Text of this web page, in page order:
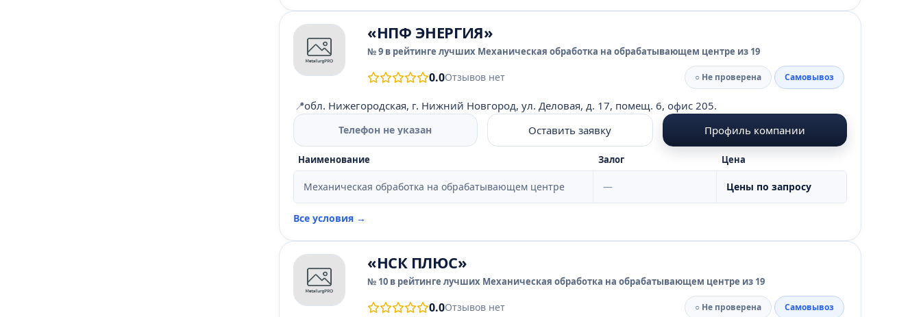
«НПФ ЭНЕРГИЯ»
№ 9 в рейтинге лучших Механическая обработка на обрабатывающем центре из 19
0.0Отзывов нет ○ Не проверена Самовывоз
📍обл. Нижегородская, г. Нижний Новгород, ул. Деловая, д. 17, помещ. 6, офис 205.
Телефон не указан Оставить заявку Профиль компании
Наименование Залог Цена
Механическая обработка на обрабатывающем центре — Цены по запросу
Все условия →
«НСК ПЛЮС»
№ 10 в рейтинге лучших Механическая обработка на обрабатывающем центре из 19
0.0Отзывов нет ○ Не проверена Самовывоз